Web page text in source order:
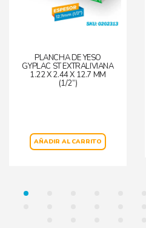
PLANCHA DE YESO
GYPLAC ST EXTRALIVIANA
1.22 X 2.44 X 12.7 MM
(1/2”)
AÑADIR AL CARRITO